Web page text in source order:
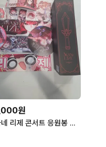
원
아카네 리제 콘서트 응원봉 및 굿즈